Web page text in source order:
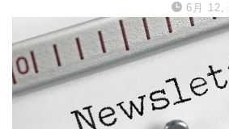
6月 12,